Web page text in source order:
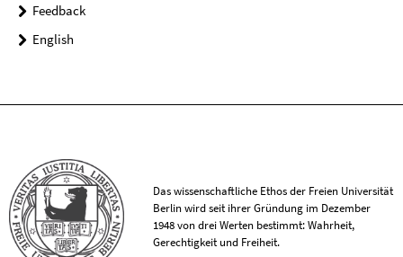
Feedback
English
Das wissenschaftliche Ethos der Freien Universität
Berlin wird seit ihrer Gründung im Dezember
1948 von drei Werten bestimmt: Wahrheit,
Gerechtigkeit und Freiheit.